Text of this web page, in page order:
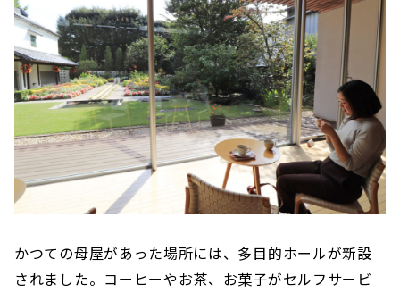
かつての母屋があった場所には、多目的ホールが新設
されました。コーヒーやお茶、お菓子がセルフサービ